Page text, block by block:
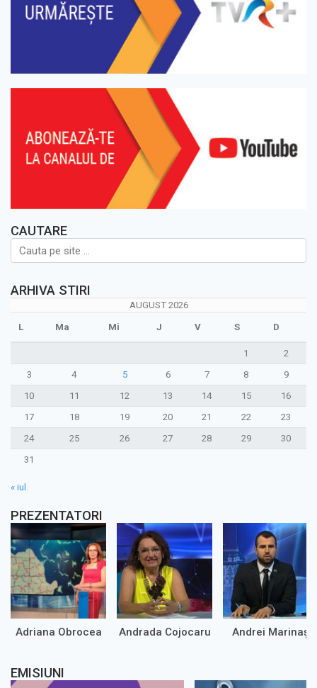
CAUTARE
ARHIVA STIRI
AUGUST 2026
L Ma Mi J V S D
1
2
3
4 5 6 7 8
9
10
11 12 13 14 15
16
17
18 19 20 21 22
23
24
25 26 27 28 29
30
31
« iul.
PREZENTATORI
Adriana Obrocea Andrada Cojocaru Andrei Marinaș
EMISIUNI